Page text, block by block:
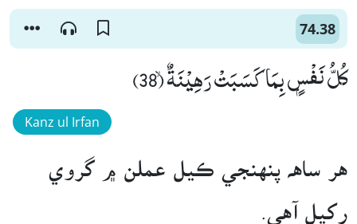
74.38
كُلُّ نَفْسٍۭ بِمَا كَسَبَتْ رَهِیْنَةٌۙ (38)
Kanz ul Irfan
هر ساهه پنهنجي ڪيل عملن ۾ گروي
رکيل آهي.